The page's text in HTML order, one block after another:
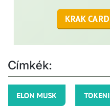
KRAK
Címkék:
ELON MUSK